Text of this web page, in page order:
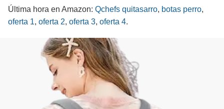
Última hora en Amazon: Qchefs quitasarro, botas perro,
oferta 1, oferta 2, oferta 3, oferta 4.